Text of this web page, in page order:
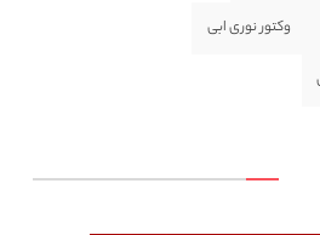
وکتور نوری ابی